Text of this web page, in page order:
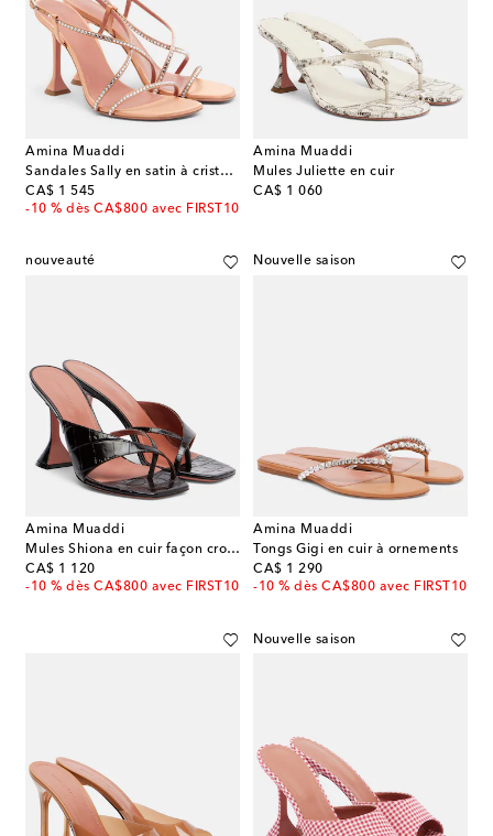
Amina Muaddi
Sandales Sally en satin à cristaux
CA$ 1 545
original price
-10 % dès CA$800 avec FIRST10
Amina Muaddi
Mules Juliette en cuir
CA$ 1 060
original price
nouveauté
Amina Muaddi
Mules Shiona en cuir façon croco
CA$ 1 120
original price
-10 % dès CA$800 avec FIRST10
Nouvelle saison
Amina Muaddi
Tongs Gigi en cuir à ornements
CA$ 1 290
original price
-10 % dès CA$800 avec FIRST10
Nouvelle saison